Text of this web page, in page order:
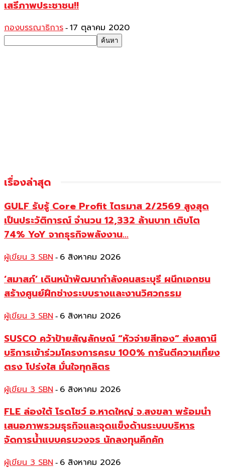
เสรีภาพประชาชน!!
กองบรรณาธิการ - 17 ตุลาคม 2020
เรื่องล่าสุด
GULF รับรู้ Core Profit ไตรมาส 2/2569 สูงสุด
เป็นประวัติการณ์ จำนวน 12,332 ล้านบาท เติบโต
74% YoY จากธุรกิจพลังงาน...
ผู้เขียน 3 SBN - 6 สิงหาคม 2026
‘สมาสภ์’ เดินหน้าพัฒนากำลังคนสระบุรี ผนึกเอกชน
สร้างศูนย์ฝึกช่างระบบรางและงานวิศวกรรม
ผู้เขียน 3 SBN - 6 สิงหาคม 2026
SUSCO คว้าป้ายสัญลักษณ์ “หัวจ่ายสีทอง” ส่งสถานี
บริการเข้าร่วมโครงการครบ 100% การันตีความเที่ยง
ตรง โปร่งใส มั่นใจทุกลิตร
ผู้เขียน 3 SBN - 6 สิงหาคม 2026
FLE ล่องใต้ โรดโชว์ อ.หาดใหญ่ จ.สงขลา พร้อมนำ
เสนอภาพรวมธุรกิจและจุดแข็งด้านระบบบริหาร
จัดการน้ำแบบครบวงจร นักลงทุนคึกคัก
ผู้เขียน 3 SBN - 6 สิงหาคม 2026